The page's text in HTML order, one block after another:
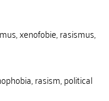
xenofobie, rasismus,
rasism, political